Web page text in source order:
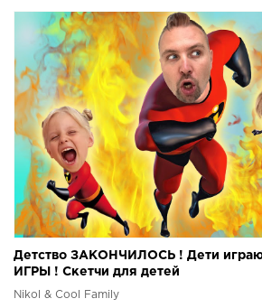
Детство ЗАКОНЧИЛОСЬ ! Дети
ИГРЫ ! Скетчи для детей
Nikol & Cool Family